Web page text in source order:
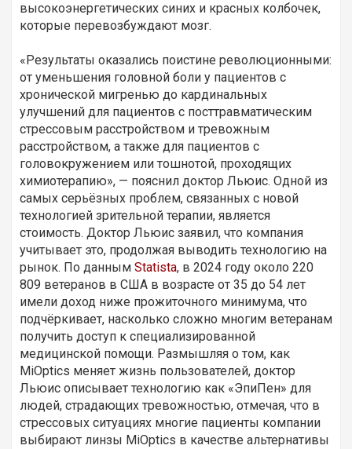
высокоэнергетических синих и красных колбочек,
которые перевозбуждают мозг.
«Результаты оказались поистине революционными:
от уменьшения головной боли у пациентов с
хронической мигренью до кардинальных
улучшений для пациентов с посттравматическим
стрессовым расстройством и тревожным
расстройством, а также для пациентов с
головокружением или тошнотой, проходящих
химиотерапию», — пояснил доктор Льюис. Одной из
самых серьёзных проблем, связанных с новой
технологией зрительной терапии, является
стоимость. Доктор Льюис заявил, что компания
учитывает это, продолжая выводить технологию на
рынок. По данным Statista, в 2024 году около 220
809 ветеранов в США в возрасте от 35 до 54 лет
имели доход ниже прожиточного минимума, что
подчёркивает, насколько сложно многим ветеранам
получить доступ к специализированной
медицинской помощи. Размышляя о том, как
MiOptics меняет жизнь пользователей, доктор
Льюис описывает технологию как «ЭпиПен» для
людей, страдающих тревожностью, отмечая, что в
стрессовых ситуациях многие пациенты компании
выбирают линзы MiOptics в качестве альтернативы